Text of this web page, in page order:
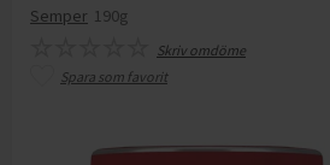
Semper 190g
Skriv omdöme
Spara som favorit